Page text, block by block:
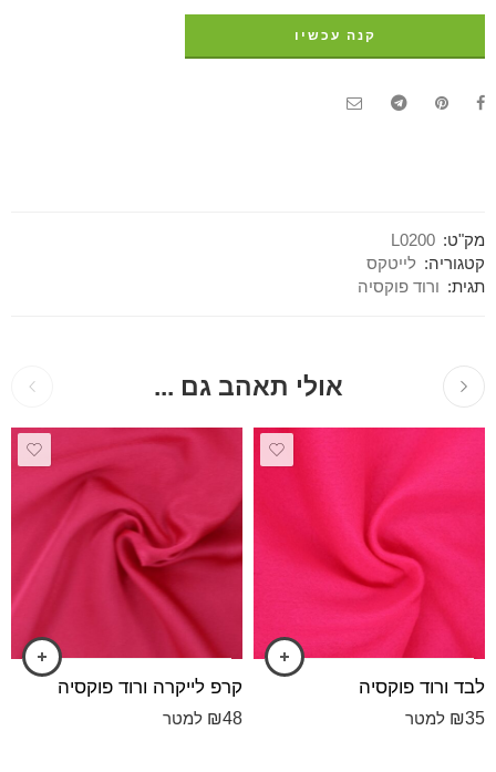
קנה עכשיו
מק"ט: L0200
קטגוריה: לייטקס
תגית: ורוד פוקסיה
אולי תאהב גם ...
לבד ורוד פוקסיה
₪35 למטר
קרפ לייקרה ורוד פוקסיה
₪48 למטר